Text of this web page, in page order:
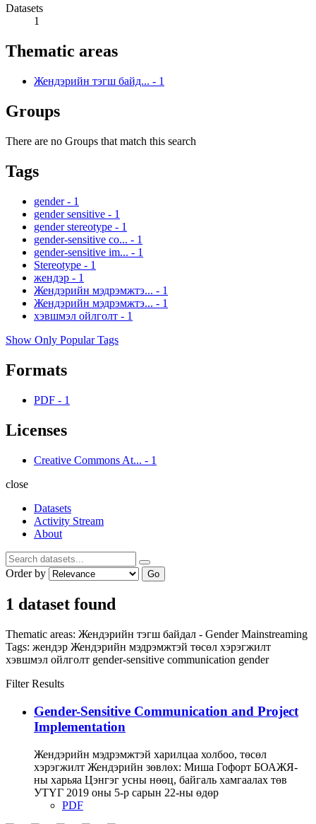
Datasets
1
Thematic areas
Жендэрийн тэгш байд... - 1
Groups
There are no Groups that match this search
Tags
gender - 1
gender sensitive - 1
gender stereotype - 1
gender-sensitive co... - 1
gender-sensitive im... - 1
Stereotype - 1
жендэр - 1
Жендэрийн мэдрэмжтэ... - 1
Жендэрийн мэдрэмжтэ... - 1
хэвшмэл ойлголт - 1
Show Only Popular Tags
Formats
PDF - 1
Licenses
Creative Commons At... - 1
close
Datasets
Activity Stream
About
Order by Go
1 dataset found
Thematic areas: Жендэрийн тэгш байдал - Gender Mainstreaming
Tags: жендэр Жендэрийн мэдрэмжтэй төсөл хэрэгжилт
хэвшмэл ойлголт gender-sensitive communication gender
Filter Results
Gender-Sensitive Communication and Project
Implementation
Жендэрийн мэдрэмжтэй харилцаа холбоо, төсөл
хэрэгжилт Жендэрийн зөвлөх: Миша Гофорт БОАЖЯ-
ны харьяа Цэнгэг усны нөөц, байгаль хамгаалах төв
УТҮГ 2019 оны 5-р сарын 22-ны өдөр
PDF